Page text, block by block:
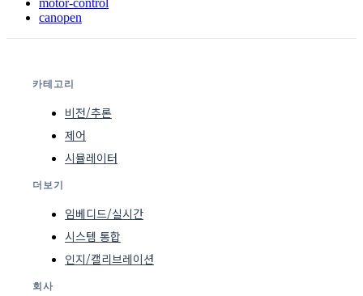
motor-control
canopen
카테고리
비전/추론
제어
시뮬레이터
더보기
임베디드/실시간
시스템 통합
인지/캘리브레이션
회사